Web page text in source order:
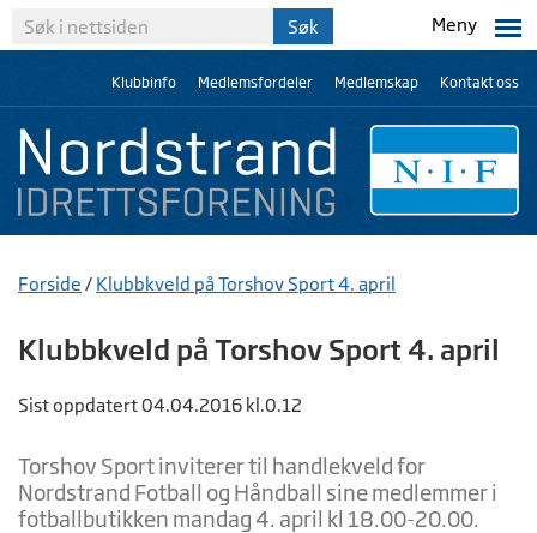
Meny
Klubbinfo Medlemsfordeler Medlemskap Kontakt oss
Forside / Klubbkveld på Torshov Sport 4. april
Klubbkveld på Torshov Sport 4. april
Sist oppdatert 04.04.2016 kl.0.12
Torshov Sport inviterer til handlekveld for
Nordstrand Fotball og Håndball sine medlemmer i
fotballbutikken mandag 4. april kl 18.00-20.00.